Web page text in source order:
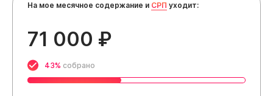
На мое месячное содержание и СРП уходит:
71 000 ₽
43% собрано